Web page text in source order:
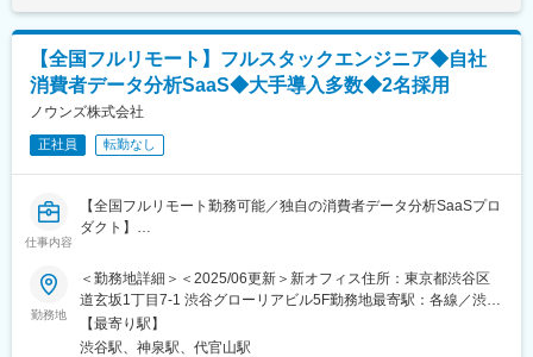
たプロジェクトのアサインや新規事業開発の機会を提供します。
・週2回のアサイン会議では、個々の希望や志向を尊重し
「Will（メンバーの意思/希望） Can（メンバーが得意なこと）
Must（メンバーの役割に応じた任務）」を考慮しながらプロジェ
クト配属を決定します。
変更の範囲：会社の定める業務
3．顧客の課題/ニーズを具体的なシステム要件や業務要件に落と
し込む
4．課題/ニーズに応えるためのデータ分析手法を設計し、データ
5．顧客の現在の業務プロセス、またセキュリティ/ガバナンス/コ
ンプライアンスなど考慮すべき点をシステム要件や業務要件に反
6．開発進捗や品質の管理、テスト計画の策定～実施
7．PL/PMの指示にもとづき開発/運用フェーズの課題抽出/改善施
■入社後の流れ：
まずは当社のデータ分析研修を受講いただき、当社ならではの方
法論やSQLの記法等を身につけていただきます。その後は、プロ
が給与に反映されるため、過去には入社2ヶ月で給与UPを叶えた
社員もおります。賃金はあくまでも目安の金額であり、選考を通
じて上下する可能性があります。月給(月額)は固定手当を含めた表
記です。
【全国フルリモート】フルスタックエンジニア◆自社
消費者データ分析SaaS◆大手導入多数◆2名採用
ノウンズ株式会社
正社員 転勤なし
仕事内容
【全国フルリモート勤務可能／独自の消費者データ分析SaaSプロ
ダクト】
フルスタックエンジニアとして、バックエンドとフロントエンド
双方の開発に携わっていただきます。ユーザー体験を高めるべく
機能開発や開発生産性向上、業務効率化など幅広く、お任せしま
す。
勤務地
＜勤務地詳細＞＜2025/06更新＞新オフィス住所：東京都渋谷区
道玄坂1丁目7-1 渋谷グローリアビル5F勤務地最寄駅：各線／渋谷
駅受動喫煙対策：屋内全面禁煙変更の範囲：会社の定める事業所
（リモートワーク含む）
【最寄り駅】
渋谷駅、神泉駅、代官山駅